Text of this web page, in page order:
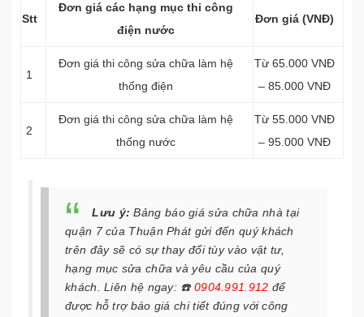
Stt
Đơn giá các hạng mục thi công
điện nước
Đơn giá (VNĐ)
1
Đơn giá thi công sửa chữa làm hệ
thống điện
Từ 65.000 VNĐ
– 85.000 VNĐ
2
Đơn giá thi công sửa chữa làm hệ
thống nước
Từ 55.000 VNĐ
– 95.000 VNĐ
Lưu ý:Bảng báo giá sửa chữa nhà tại
quận 7 của Thuận Phát gửi đến quý khách
trên đây sẽ có sự thay đổi tùy vào vật tư,
hạng mục sửa chữa và yêu cầu của quý
khách. Liên hệ ngay: ☎️0904.991.912 để
được hỗ trợ báo giá chi tiết đúng với công